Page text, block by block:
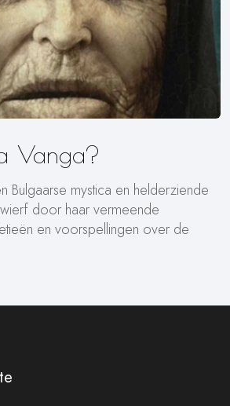
Vanga?
Bulgaarse mystica en helderziende
door haar vermeende
en voorspellingen over de